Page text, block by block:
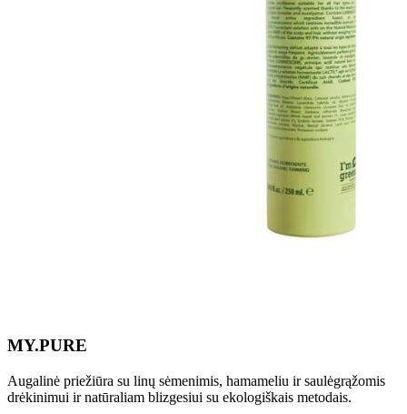
MY.PURE
Augalinė priežiūra su linų sėmenimis, hamameliu ir saulėgrąžomis
drėkinimui ir natūraliam blizgesiui su ekologiškais metodais.